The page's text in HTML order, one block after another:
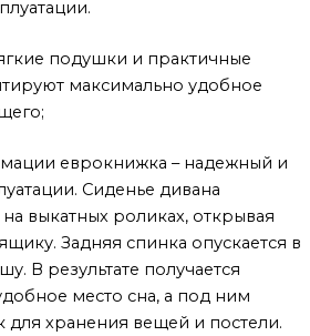
подушки и практичные
максимально удобное
еврокнижка – надежный и
Сиденье дивана
выкатных роликах, открывая
Задняя спинка опускается в
В результате получается
место сна, а под ним
для хранения вещей и постели.